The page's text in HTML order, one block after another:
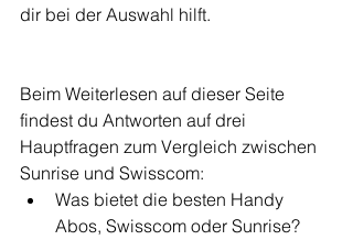
dir bei der Auswahl hilft.
Beim Weiterlesen auf dieser Seite
findest du Antworten auf drei
Hauptfragen zum Vergleich zwischen
Sunrise und Swisscom:
Was bietet die besten Handy
Abos, Swisscom oder Sunrise?